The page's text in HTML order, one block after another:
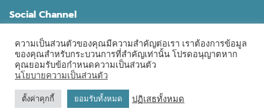
Social Channel
ความเป็นส่วนตัวของคุณมีความสำคัญต่อเรา เราต้องการข้อมูล
ของคุณสำหรับกระบวนการที่สำคัญเท่านั้น โปรดอนุญาตหาก
คุณยอมรับข้อกำหนดความเป็นส่วนตัว
นโยบายความเป็นส่วนตัว
ตั้งค่าคุกกี้ ยอมรับทั้งหมด ปฏิเสธทั้งหมด